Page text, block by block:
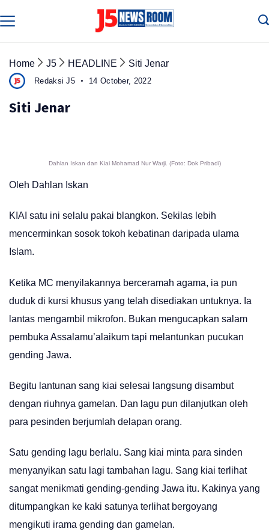
to
Home J5 HEADLINE Siti Jenar
Redaksi J5 14 October, 2022
Siti Jenar
Dahlan Iskan dan Kiai Mohamad Nur Warji. (Foto: Dok Pribadi)
Oleh Dahlan Iskan
KIAI satu ini selalu pakai blangkon. Sekilas lebih
mencerminkan sosok tokoh kebatinan daripada ulama
Islam.
Ketika MC menyilakannya berceramah agama, ia pun
duduk di kursi khusus yang telah disediakan untuknya. Ia
lantas mengambil mikrofon. Bukan mengucapkan salam
pembuka Assalamu’alaikum tapi melantunkan pucukan
gending Jawa.
Begitu lantunan sang kiai selesai langsung disambut
dengan riuhnya gamelan. Dan lagu pun dilanjutkan oleh
para pesinden berjumlah delapan orang.
Satu gending lagu berlalu. Sang kiai minta para sinden
menyanyikan satu lagi tambahan lagu. Sang kiai terlihat
sangat menikmati gending-gending Jawa itu. Kakinya yang
ditumpangkan ke kaki satunya terlihat bergoyang
mengikuti irama gending dan gamelan.